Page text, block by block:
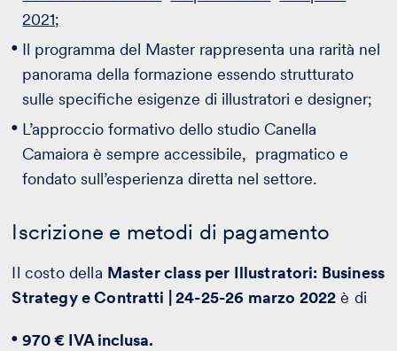
2021;
Il programma del Master rappresenta una rarità nel
panorama della formazione essendo strutturato
sulle specifiche esigenze di illustratori e designer;
L’approccio formativo dello studio Canella
Camaiora è sempre accessibile, pragmatico e
fondato sull’esperienza diretta nel settore.
Iscrizione e metodi di pagamento
Il costo della Master class per Illustratori: Business
Strategy e Contratti | 24-25-26 marzo 2022 è di
970 € IVA inclusa.